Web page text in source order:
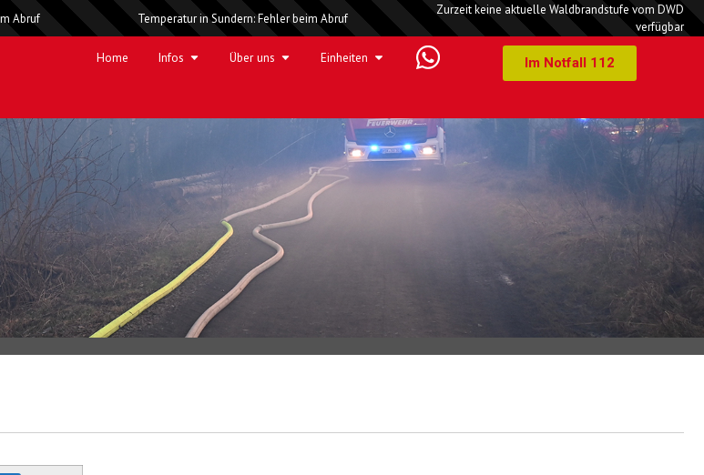
Abruf Temperatur in Sundern: Fehler beim Abruf
Zurzeit keine aktuelle Waldbrandstufe vom DWD
verfügbar
Home Infos Über uns Einheiten Im Notfall 112